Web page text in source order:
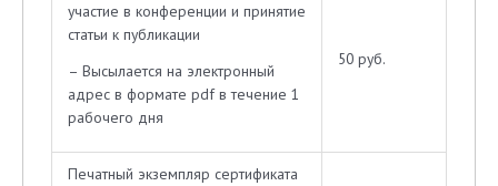
участие в конференции и принятие
статьи к публикации
– Высылается на электронный
адрес в формате pdf в течение 1
рабочего дня
50 руб.
Печатный экземпляр сертификата